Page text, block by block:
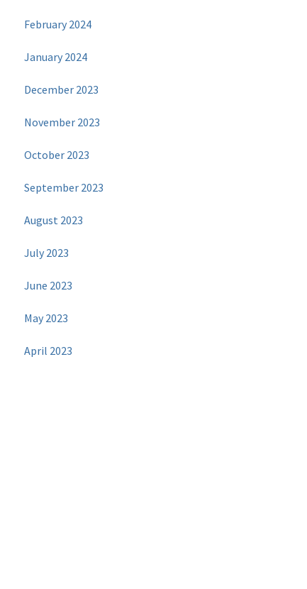
February 2024
January 2024
December 2023
November 2023
October 2023
September 2023
August 2023
July 2023
June 2023
May 2023
April 2023